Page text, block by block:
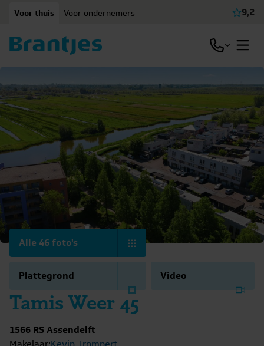
Voor thuis Voor ondernemers 9,2
Open /
Tamis Weer 45
1566 RS Assendelft
Alle 46 foto's
Plattegrond Video